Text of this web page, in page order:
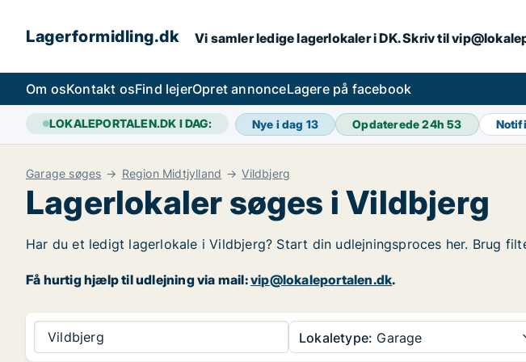
Lagerformidling.dk Vi samler ledige lagerlokaler i DK. Skriv til
Om osKontakt osFind lejerOpret annonceLagere på facebook
LOKALEPORTALEN.DK I DAG: Nye i dag 13 Opdaterede 24h53
Garage søges Region Midtjylland Vildbjerg
Lagerlokaler søges i Vildbjerg
Har du et ledigt lagerlokale i Vildbjerg? Start din udlejningsproces her. Brug
Få hurtig hjælp til udlejning via mail:vip@lokaleportalen.dk.
Vildbjerg Lokaletype: Garage